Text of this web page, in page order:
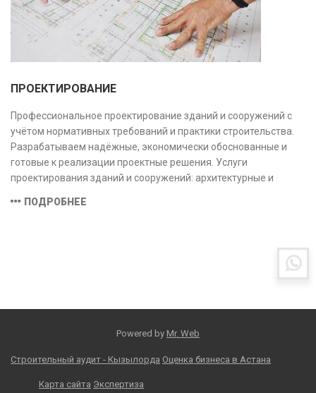
ПРОЕКТИРОВАНИЕ
Профессиональное проектирование зданий и сооружений с
учётом нормативных требований и практики строительства.
Разрабатываем надёжные, экономически обоснованные и
готовые к реализации проектные решения. Услуги
проектирования зданий и сооружений: архитектурные и
сметная документация. Полный цикл работ с учётом норм и
ПОДРОБНЕЕ
Powered by Mr. Web
Строительный аудит - Кызылорда Оценка бизнеса в Астана
Карта сайта Экспертиза